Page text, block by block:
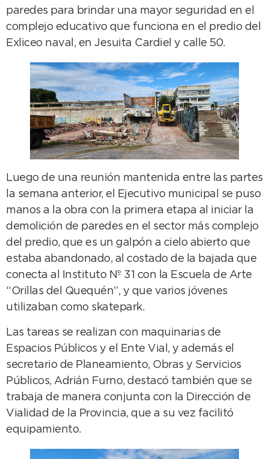
paredes para brindar una mayor seguridad en el
complejo educativo que funciona en el predio del
Exliceo naval, en Jesuita Cardiel y calle 50.
Luego de una reunión mantenida entre las partes
la semana anterior, el Ejecutivo municipal se puso
manos a la obra con la primera etapa al iniciar la
demolición de paredes en el sector más complejo
del predio, que es un galpón a cielo abierto que
estaba abandonado, al costado de la bajada que
conecta al Instituto Nº 31 con la Escuela de Arte
“Orillas del Quequén”, y que varios jóvenes
utilizaban como skatepark.
Las tareas se realizan con maquinarias de
Espacios Públicos y el Ente Vial, y además el
secretario de Planeamiento, Obras y Servicios
Públicos, Adrián Furno, destacó también que se
trabaja de manera conjunta con la Dirección de
Vialidad de la Provincia, que a su vez facilitó
equipamiento.